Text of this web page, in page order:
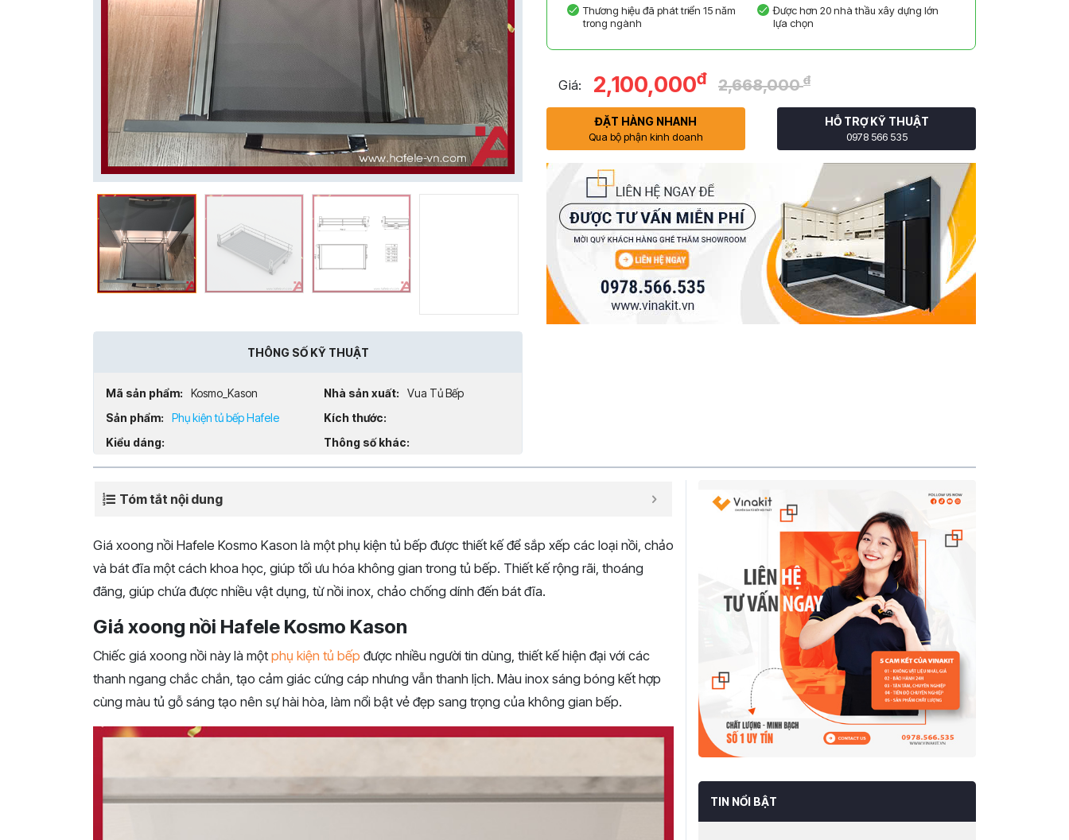
THÔNG SỐ KỸ THUẬT
Mã sản phẩm: Kosmo_Kason Nhà sản xuất:
Vua Tủ Bếp
Sản phẩm:
Phụ kiện tủ bếp Hafele
Kích thước:
Kiểu dáng:
Thông số khác:
Thương hiệu đã phát triển 15 năm
trong ngành
Được hơn 20 nhà thầu xây dựng lớn
lựa chọn
Giá: 2,100,000đ 2,668,000đ
ĐẶT HÀNG NHANH
Qua bộ phận kinh doanh
HỖ TRỢ KỸ THUẬT
0978 566 535
Tóm tắt nội dung
Giá xoong nồi Hafele Kosmo Kason là một phụ kiện tủ bếp được thiết kế để sắp xếp các loại nồi, chảo
và bát đĩa một cách khoa học, giúp tối ưu hóa không gian trong tủ bếp. Thiết kế rộng rãi, thoáng
đãng, giúp chứa được nhiều vật dụng, từ nồi inox, chảo chống dính đến bát đĩa.
Giá xoong nồi Hafele Kosmo Kason
Chiếc giá xoong nồi này là một phụ kiện tủ bếp được nhiều người tin dùng, thiết kế hiện đại với các
thanh ngang chắc chắn, tạo cảm giác cứng cáp nhưng vẫn thanh lịch. Màu inox sáng bóng kết hợp
cùng màu tủ gỗ sáng tạo nên sự hài hòa, làm nổi bật vẻ đẹp sang trọng của không gian bếp.
TIN NỔI BẬT